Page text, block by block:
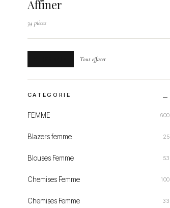
Affiner
34 pièces
Tout effacer
CATÉGORIE
FEMME 600
Blazers femme 25
Blouses Femme 53
Chemises Femme 100
Chemises Femme 33